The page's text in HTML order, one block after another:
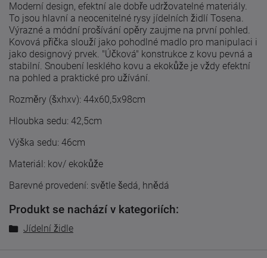
Moderní design, efektní ale dobře udržovatelné materiály.
To jsou hlavní a neocenitelné rysy jídelních židlí Tosena.
Výrazné a módní prošívání opěry zaujme na první pohled.
Kovová příčka slouží jako pohodlné madlo pro manipulaci i
jako designový prvek. "Účková" konstrukce z kovu pevná a
stabilní. Snoubení lesklého kovu a ekokůže je vždy efektní
na pohled a praktické pro užívání.
Rozměry (šxhxv): 44x60,5x98cm
Hloubka sedu: 42,5cm
Výška sedu: 46cm
Materiál: kov/ ekokůže
Barevné provedení: světle šedá, hnědá
Produkt se nachází v kategoriích:
Jídelní židle